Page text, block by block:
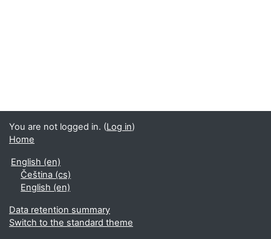
You are not logged in. (Log in)
Home
English ‎(en)‎
Čeština ‎(cs)‎
English ‎(en)‎
Data retention summary
Switch to the standard theme